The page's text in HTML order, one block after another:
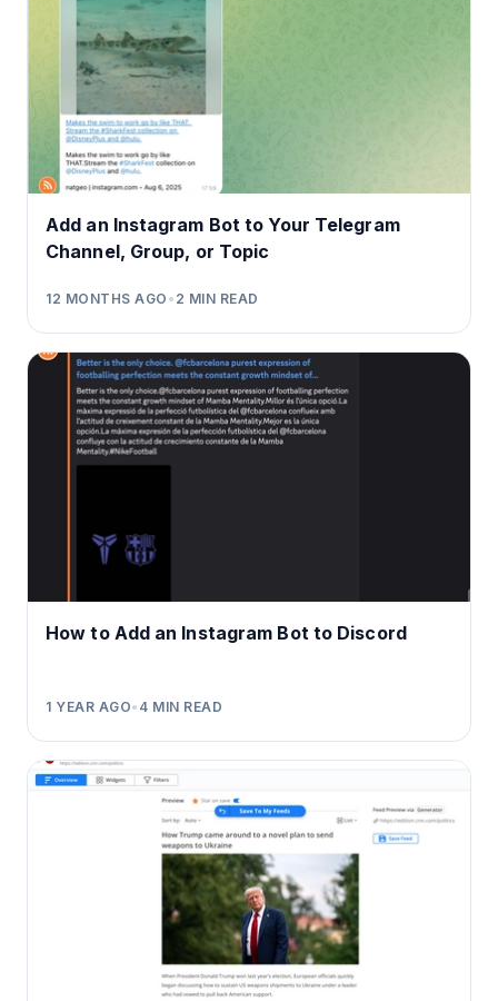
Add an Instagram Bot to Your Telegram
Channel, Group, or Topic
12 MONTHS AGO • 2 MIN READ
How to Add an Instagram Bot to Discord
1 YEAR AGO• 4 MIN READ